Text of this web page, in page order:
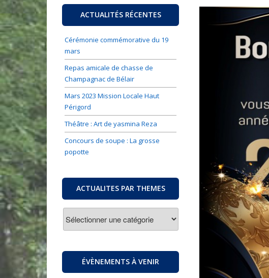
ACTUALITÉS RÉCENTES
Cérémonie commémorative du 19
mars
Repas amicale de chasse de
Champagnac de Bélair
Mars 2023 Mission Locale Haut
Périgord
Théâtre : Art de yasmina Reza
Concours de soupe : La grosse
popotte
ACTUALITES PAR THEMES
PAR
ÉVÈNEMENTS À VENIR